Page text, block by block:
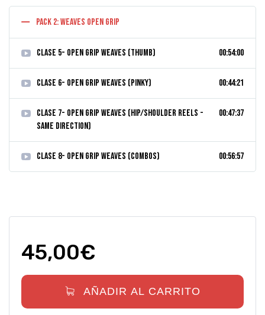
PACK 2: WEAVES OPEN GRIP
CLASE 5- Open grip weaves (Thumb) 00:54:00
CLASE 6- Open grip weaves (Pinky) 00:44:21
CLASE 7- Open grip weaves (Hip/Shoulder reels -
Same direction)
00:47:37
CLASE 8- Open grip weaves (Combos) 00:56:57
45,00€
AÑADIR AL CARRITO